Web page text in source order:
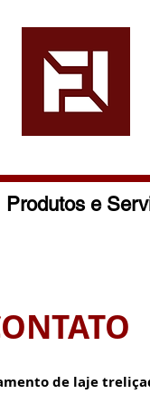
Produtos e
de laje